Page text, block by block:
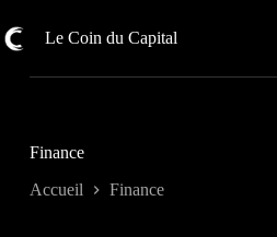
au
contenu
Le Coin du Capital
Finance
Accueil Finance